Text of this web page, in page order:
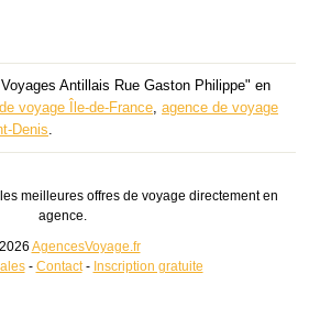
Antillais Rue Gaston Philippe" en
voyage Île-de-France agence de voyage
Denis
meilleures offres de voyage directement en
agence.
AgencesVoyage.fr
- Contact- Inscription gratuite